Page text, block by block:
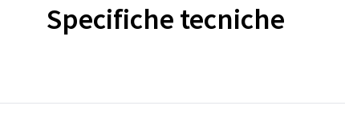
Specifiche tecniche